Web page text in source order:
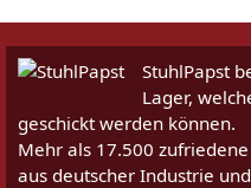
StuhlPapst
Lager,
geschickt werden können.
Mehr als 17.500
aus deutscher Industrie